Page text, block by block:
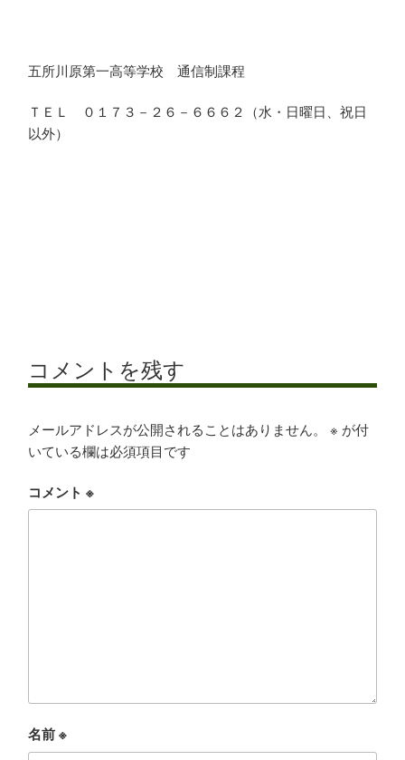
五所川原第一高等学校 通信制課程
ＴＥＬ ０１７３－２６－６６６２（水・日曜日、祝日
以外）
コメントを残す
メールアドレスが公開されることはありません。 ※ が付
いている欄は必須項目です
コメント※
名前※